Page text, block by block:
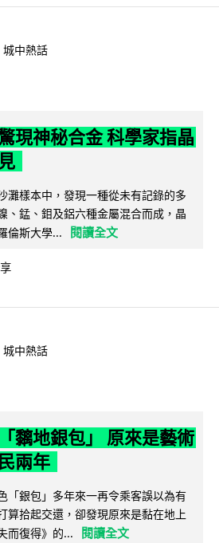
城中熱話
現神秘合金 科學家指晶
灘樣本中，發現一種從未有記錄的多
、錳、鉬及鋁六種金屬混合而成，晶
倫斯大學...
閱讀全文
城中熱話
黐地銀包」 原來是藝術
兩年
「銀包」多年來一再令乘客誤以為有
算拾起交還，卻發現原來是黏在地上
而復得》的...
閱讀全文